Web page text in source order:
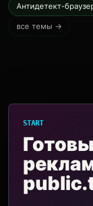
Антидетект-
все темы →
START